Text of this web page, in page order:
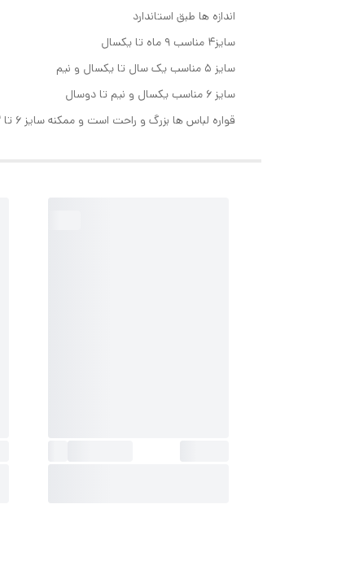
اندازه ها طبق استاندارد
سایز۴ مناسب ۹ ماه تا یکسال
سایز ۵ مناسب یک سال تا یکسال و نیم
سایز ۶ مناسب یکسال و نیم تا دوسال
قواره لباس ها بزرگ و راحت است و ممکنه سایز ۶ تا ۳ سال هم اندازه باشه